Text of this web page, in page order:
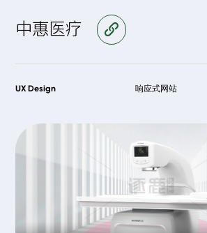
中惠医疗
UX Design 响应式网站
您的姓名:*
联系方式: *
留言: